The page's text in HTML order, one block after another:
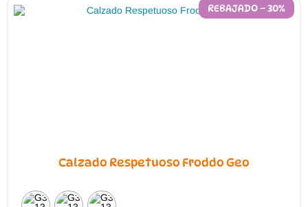
REBAJADO – 30%
Calzado Respetuoso Froddo Geo